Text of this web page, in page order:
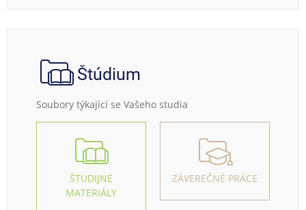
Štúdium
Soubory týkající se Vašeho studia
ŠTUDIJNÉ
MATERIÁLY
ZÁVEREČNÉ PRÁCE